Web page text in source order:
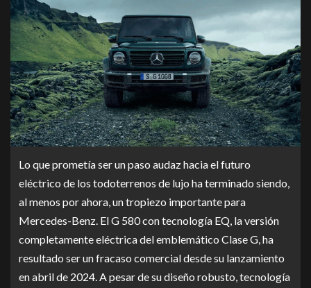
Lo que prometía ser un paso audaz hacia el futuro
eléctrico de los todoterrenos de lujo ha terminado siendo,
al menos por ahora, un tropiezo importante para
Mercedes-Benz. El G 580 con tecnología EQ, la versión
completamente eléctrica del emblemático Clase G, ha
resultado ser un fracaso comercial desde su lanzamiento
en abril de 2024. A pesar de su diseño robusto, tecnología